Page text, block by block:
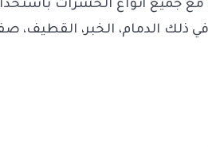
جميع أنواع الحشرات
ذلك الدمام، الخبر،